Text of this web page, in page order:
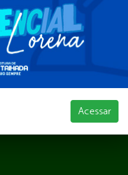
Acessar